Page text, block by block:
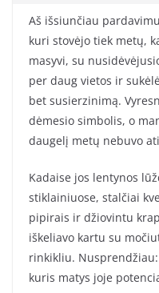
Aš išsiunčiau
kuri stovėjo tiek metų,
masyvi, su
per daug vietos ir
bet susierzinimą.
dėmesio simbolis, o
daugelį metų nebuvo
Kadaise jos lentynos
stiklainiuose, stalčiai
pipirais ir džiovintu
iškeliavo kartu su
rinkikliu.
kuris matys joje